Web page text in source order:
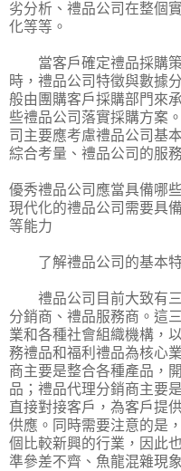
劣分析、禮品公司在整個
化等等。
當客戶確定禮品採購策
時，禮品公司特徵與數據
般由團購客戶採購部門來
些禮品公司落實採購方案
司主要應考慮禮品公司基
綜合考量、禮品公司的服
優秀禮品公司應當具備哪
現代化的禮品公司需要具
等能力
了解禮品公司的基本
禮品公司目前大致有三
分銷商、禮品服務商。這
業和各種社會組織機構，
務禮品和福利禮品為核心
商主要是整合各種產品，
品；禮品代理分銷商主要
直接對接客戶，為客戶提
供應。同時需要注意的是
個比較新興的行業，因此
準參差不齊、魚龍混雜現